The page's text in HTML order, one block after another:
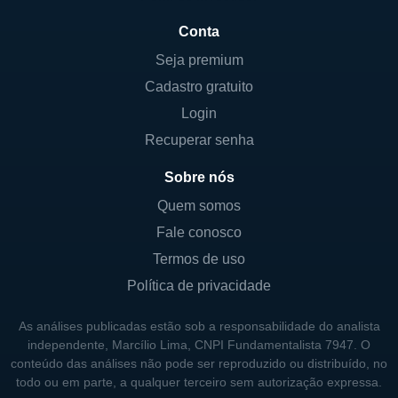
negócios que permitem diversificação e
resiliência financeira. Entre elas, destacam-
se o transporte de gás natural, que é
realizado através de gasodutos em várias
regiões do país, e o armazenamento de
e a demanda de líquidos em um mercado
volátil. Outra linha importante é a gestão de
ativos de infraestrutura de energia, onde a
empresa investe em projetos que
complementam e expandem suas operações
Além das atividades de transporte e
armazenamento, a Crestwood também está
envolvida em joint ventures estratégicas que
Conta
Seja premium
Cadastro gratuito
Login
Recuperar senha
Sobre nós
Quem somos
Fale conosco
Termos de uso
Política de privacidade
As análises publicadas estão sob a responsabilidade do analista
independente, Marcílio Lima, CNPI Fundamentalista 7947. O
conteúdo das análises não pode ser reproduzido ou distribuído, no
todo ou em parte, a qualquer terceiro sem autorização expressa.